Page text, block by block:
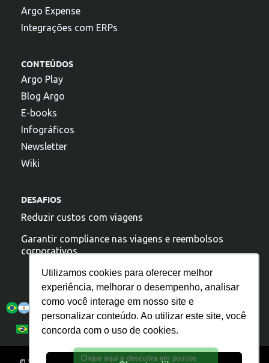
Utilizamos cookies para oferecer melhor
experiência, melhorar o desempenho, analisar
como você interage em nosso site e
personalizar conteúdo. Ao utilizar este site, você
concorda com o uso de cookies.
Argo Expense
Integrações com ERPs
CONTEÚDOS
Argo Play
Blog Argo
E-books
Infográficos
Newsletter
Wiki
DESAFIOS
Reduzir custos com viagens
Garantir compliance nas viagens e reembolsos
corporativos
Português
Español
Política de Privacidade